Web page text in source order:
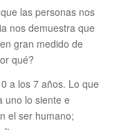
las personas nos
nos demuestra que
gran medido de
qué?
a los 7 años. Lo que
uno lo siente e
el ser humano;